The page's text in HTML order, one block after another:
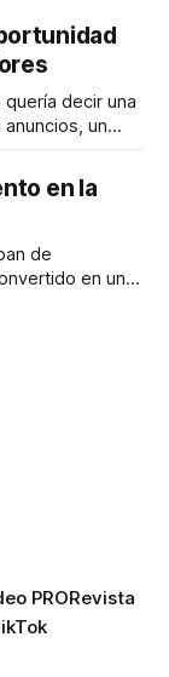
en
decir una
un
digital
atender
en la
de
en uno
que
PRORevista